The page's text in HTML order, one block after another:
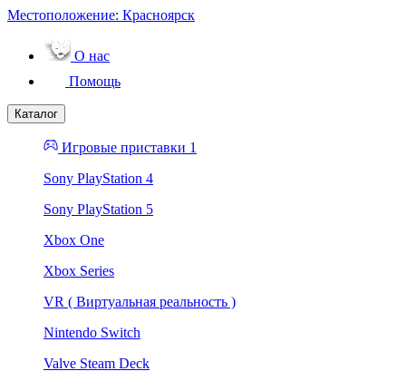
Местоположение: Красноярск
О нас
Помощь
Каталог
Игровые приставки 1
Sony PlayStation 4
Sony PlayStation 5
Xbox One
Xbox Series
VR ( Виртуальная реальность )
Nintendo Switch
Valve Steam Deck